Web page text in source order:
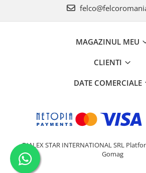
MAGAZINUL MEU
CLIENTI
DATE COMERCIALE
DIALEX STAR INTERNATIONAL SRL
Gomag